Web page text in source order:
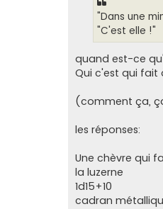
"Dans une
"C'est elle !"
quand est-ce
Qui c'est qui fait
(comment ça,
les réponses:
Une chèvre qui
la luzerne
1d15+10
cadran